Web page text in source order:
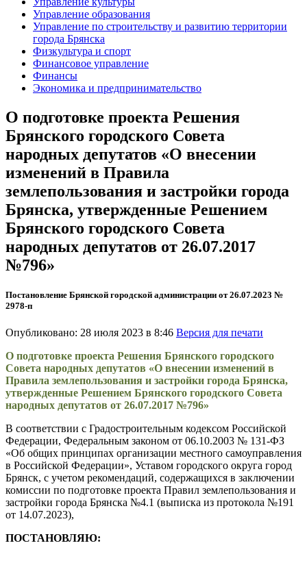
Управление образования
Управление по строительству и развитию территории
города Брянска
Физкультура и спорт
Финансовое управление
Финансы
Экономика и предпринимательство
О подготовке проекта Решения
Брянского городского Совета
народных депутатов «О внесении
изменений в Правила
землепользования и застройки города
Брянска, утвержденные Решением
Брянского городского Совета
народных депутатов от 26.07.2017
№796»
Постановление Брянской городской администрации от 26.07.2023 №
2978-п
Опубликовано: 28 июля 2023 в 8:46 Версия для печати
О подготовке проекта Решения Брянского городского
Совета народных депутатов «О внесении изменений в
Правила землепользования и застройки города Брянска,
утвержденные Решением Брянского городского Совета
народных депутатов от 26.07.2017 №796»
В соответствии с Градостроительным кодексом Российской
Федерации, Федеральным законом от 06.10.2003 № 131-ФЗ
«Об общих принципах организации местного самоуправления
в Российской Федерации», Уставом городского округа город
Брянск, с учетом рекомендаций, содержащихся в заключении
комиссии по подготовке проекта Правил землепользования и
застройки города Брянска №4.1 (выписка из протокола №191
от 14.07.2023),
ПОСТАНОВЛЯЮ: